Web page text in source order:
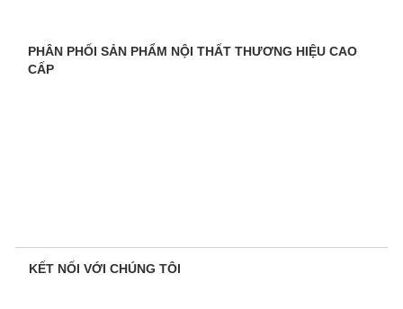
PHÂN PHỐI SẢN PHẨM NỘI THẤT THƯƠNG HIỆU CAO
CẤP
KẾT NỐI VỚI CHÚNG TÔI